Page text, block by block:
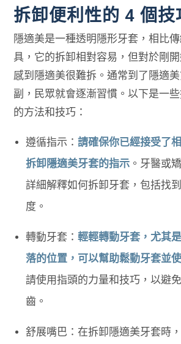
拆卸便利性的 4 個技
隱適美是一種透明隱形牙套，相比
具，它的拆卸相對容易，但對於剛
感到隱適美很難拆。通常到了隱適
副，民眾就會逐漸習慣。以下是一
的方法和技巧：
遵循指示：請確保你已經接受了
拆卸隱適美牙套的指示 。牙醫或
詳細解釋如何拆卸牙套，包括找
度。
轉動牙套：輕輕轉動牙套，尤其
落的位置，可以幫助鬆動牙套並
請使用指頭的力量和技巧，以避
齒。
舒展嘴巴：在拆卸隱適美牙套時